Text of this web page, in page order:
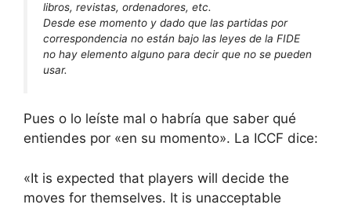
libros, revistas, ordenadores, etc.
Desde ese momento y dado que las partidas por
correspondencia no están bajo las leyes de la FIDE
no hay elemento alguno para decir que no se pueden
usar.
Pues o lo leíste mal o habría que saber qué
entiendes por «en su momento». La ICCF dice:
«It is expected that players will decide the
moves for themselves. It is unacceptable